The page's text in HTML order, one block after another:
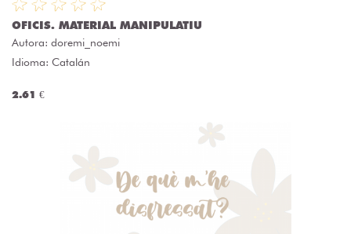
OFICIS. MATERIAL MANIPULATIU
Autora: doremi_noemi
Idioma: Catalán
2.61 €